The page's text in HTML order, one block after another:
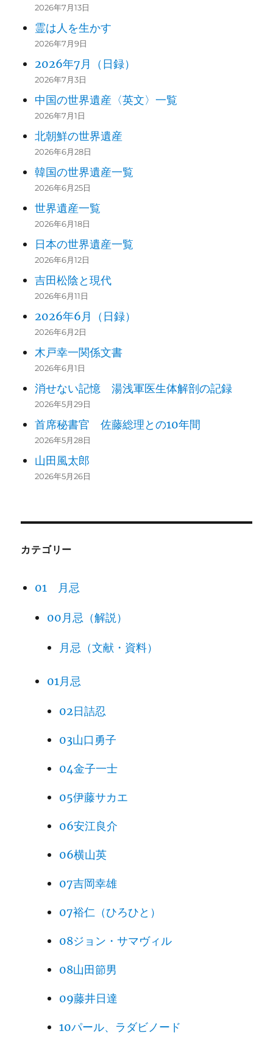
2026年7月13日
霊は人を生かす
2026年7月9日
2026年7月（日録）
2026年7月3日
中国の世界遺産〈英文〉一覧
2026年7月1日
北朝鮮の世界遺産
2026年6月28日
韓国の世界遺産一覧
2026年6月25日
世界遺産一覧
2026年6月18日
日本の世界遺産一覧
2026年6月12日
吉田松陰と現代
2026年6月11日
2026年6月（日録）
2026年6月2日
木戸幸一関係文書
2026年6月1日
消せない記憶 湯浅軍医生体解剖の記録
2026年5月29日
首席秘書官 佐藤総理との10年間
2026年5月28日
山田風太郎
2026年5月26日
カテゴリー
01 月忌
00月忌（解説）
月忌（文献・資料）
01月忌
02日詰忍
03山口勇子
04金子一士
05伊藤サカエ
06安江良介
06横山英
07吉岡幸雄
07裕仁（ひろひと）
08ジョン・サマヴィル
08山田節男
09藤井日達
10パール、ラダビノード